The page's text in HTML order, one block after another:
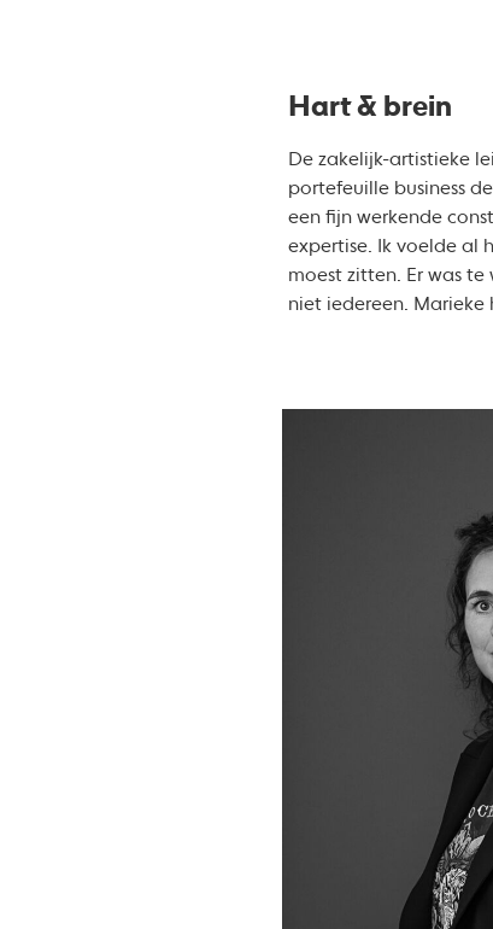
Hart & brein
De zakelijk-artistieke
portefeuille business
een fijn werkende
expertise. Ik voelde al
moest zitten. Er was
niet iedereen. Marieke